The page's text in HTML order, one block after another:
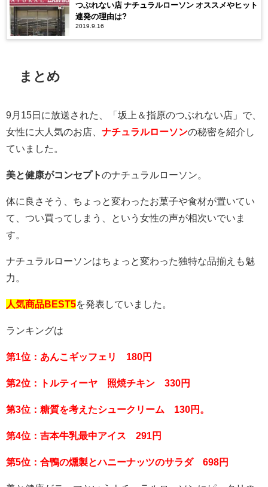
つぶれない店 ナチュラルローソン オススメやヒット
連発の理由は?
2019.9.16
まとめ
9月15日に放送された、「坂上＆指原のつぶれない店」で、
女性に大人気のお店、 ナチュラルローソンの秘密を紹介し
ていました。
美と健康がコンセプトのナチュラルローソン。
体に良さそう、ちょっと変わったお菓子や食材が置いてい
て、つい買ってしまう、という女性の声が相次いでいま
す。
ナチュラルローソンはちょっと変わった独特な品揃えも魅
力。
人気商品BEST5を発表していました。
ランキングは
第1位：あんこギッフェリ 180円
第2位：トルティーヤ 照焼チキン 330円
第3位：糖質を考えたシュークリーム 130円。
第4位：吉本牛乳最中アイス 291円
第5位：合鴨の燻製とハニーナッツのサラダ 698円